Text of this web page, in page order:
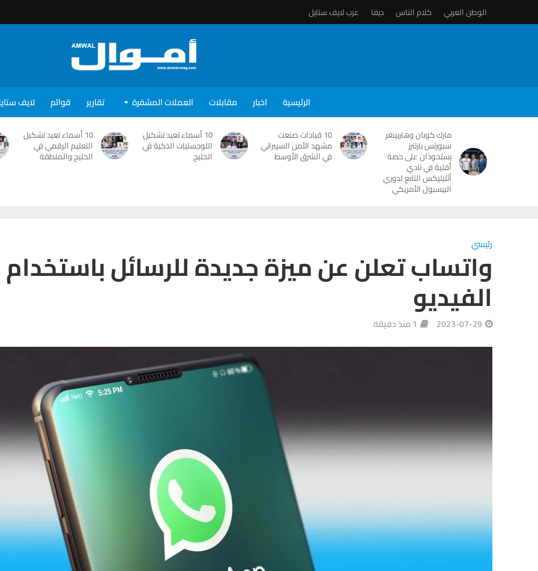
الوطن العربي كلام الناس ديفا عرب لايف ستايل
الرئيسية اخبار مقابلات العملات المشفرة تقارير قوائم لايف
مارك كوبان وهاربينغر
سبورتس بارتنرز
يستحوذان على حصة
أقلية في نادي
أثليتيكس التابع لدوري
البيسبول الأمريكي
10 قيادات صنعت
مشهد الأمن السيبراني
في الشرق الأوسط
10 أسماء تعيد تشكيل
اللوجستيات الذكية في
الخليج
10 أسماء تعيد تشكيل
التعليم الرقمي في
الخليج والمنطقة
رئيسي
واتساب تعلن عن ميزة جديدة للرسائل باستخدام
الفيديو
2023-07-29 1 منذ دقيقة